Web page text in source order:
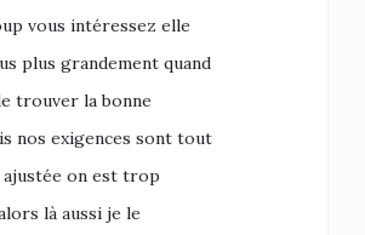
vous intéressez elle
plus grandement quand
trouver la bonne
nos exigences sont tout
on est trop
là aussi je le